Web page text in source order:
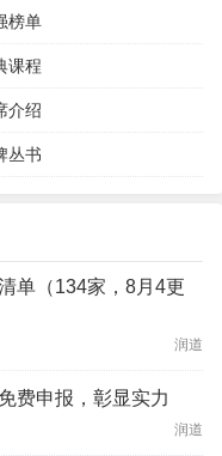
榜单
课程
介绍
丛书
单（134家，8月4更
润道
费申报，彰显实力
润道